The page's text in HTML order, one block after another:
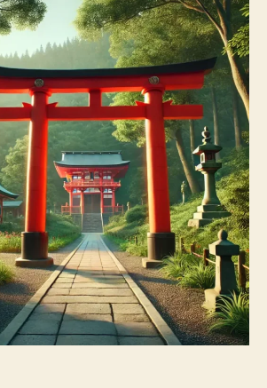
キ
ャ
プ
飯
を
簡
単
に！
お
す
す
め
調
味
料
2
選